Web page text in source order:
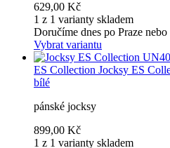
629,00 Kč
1 z 1 varianty skladem
Doručíme dnes po Praze
Vybrat variantu
ES Collection Jocksy ES
bílé
pánské jocksy
899,00 Kč
1 z 1 varianty skladem